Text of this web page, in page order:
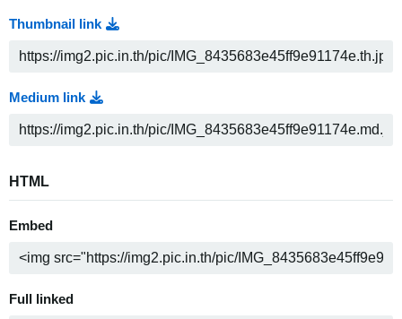
Thumbnail link
Medium link
HTML
Embed
Full linked